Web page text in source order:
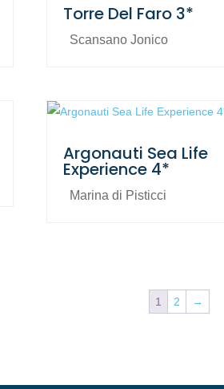
Torre Del Faro 3*
Scansano Jonico
Argonauti Sea Life
Experience 4*
Marina di Pisticci
1 2 →